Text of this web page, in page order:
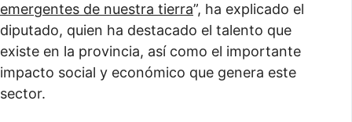
emergentes de nuestra tierra”, ha explicado el
diputado, quien ha destacado el talento que
existe en la provincia, así como el importante
impacto social y económico que genera este
sector.